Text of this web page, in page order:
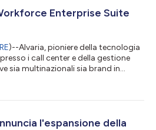
Enterprise Suite
)--Alvaria, pioniere della tecnologia
i call center e della gestione
sia multinazionali sia brand in
complessi a supporto della forza
opererà come un’affiliata Alvaria.
l'espansione della